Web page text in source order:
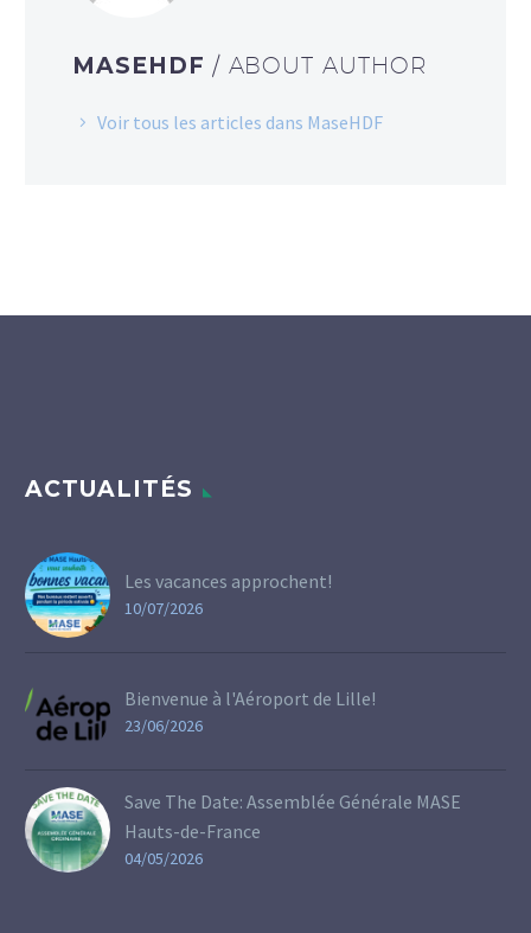
MASEHDF / ABOUT AUTHOR
Voir tous les articles dans MaseHDF
ACTUALITÉS
Les vacances approchent!
10/07/2026
Bienvenue à l'Aéroport de Lille!
23/06/2026
Save The Date: Assemblée Générale MASE
Hauts-de-France
04/05/2026